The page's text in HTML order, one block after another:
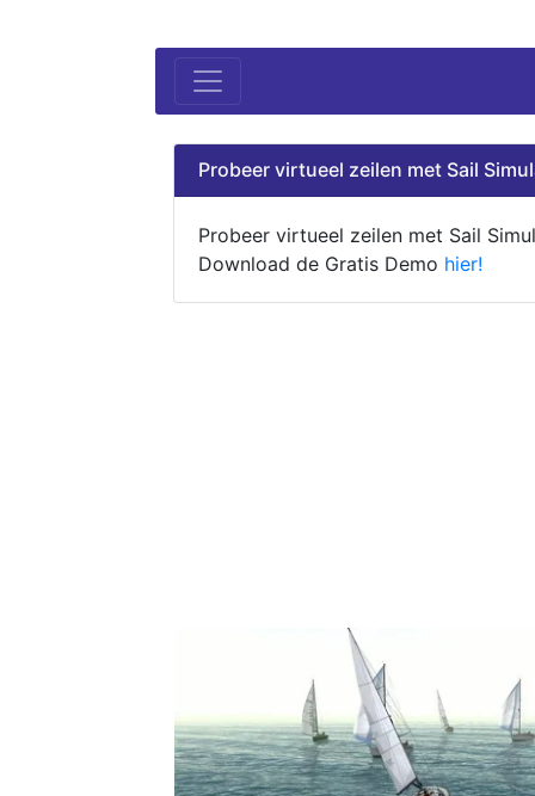
Probeer virtueel zeilen met Sail
Probeer virtueel zeilen met Sail
Download de Gratis Demo hier!